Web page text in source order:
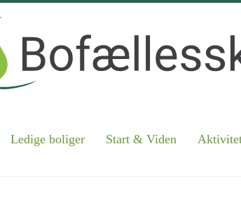
Ledige boliger Start & Viden